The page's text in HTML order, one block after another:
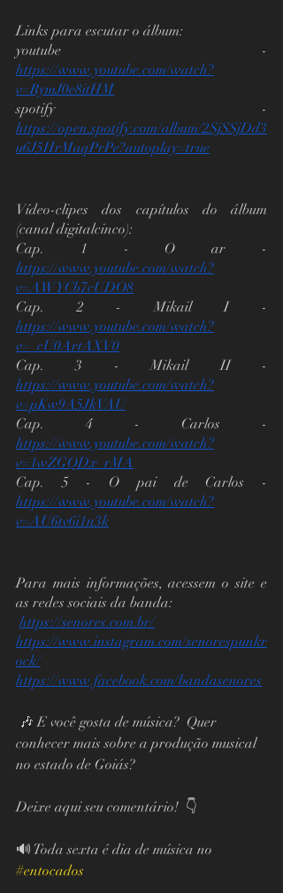
Links para escutar o álbum:
https://www.youtube.com/watch?
v=RymJ0e8itHM
https://open.spotify.com/album/2SjSSjDd3
u6J5HrMaqPrPe?autoplay=true
Vídeo-clipes dos capítulos do álbum
(canal digitalcinco):
https://www.youtube.com/watch?
v=AWYCb7cUDO8
https://www.youtube.com/watch?
v=_cU0ArtAXV0
https://www.youtube.com/watch?
v=pKw9A5JkVAU
https://www.youtube.com/watch?
v=1wZGQDx_rMA
https://www.youtube.com/watch?
v=AU6tv6i1n3k
Para mais informações, acessem o site e
as redes sociais da banda:
https://senores.com.br/
https://www.instagram.com/senorespunkr
ock/
https://www.facebook.com/bandasenores
conhecer mais sobre a produção musical
no estado de Goiás?
Deixe aqui seu comentário!  👇
🔊 Toda sexta é dia de música no
#entocados